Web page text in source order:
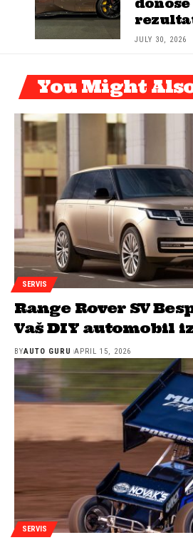
JULY 30, 2026
You Might
SERVIS
Range Rover SV
Vaš DIY automobil
BYAUTO GURU APRIL 15, 2026
SERVIS